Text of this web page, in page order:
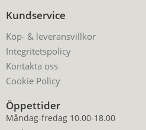
Kundservice
Köp- & leveransvillkor
Integritetspolicy
Kontakta oss
Cookie Policy
Öppettider
Måndag-fredag 10.00-18.00